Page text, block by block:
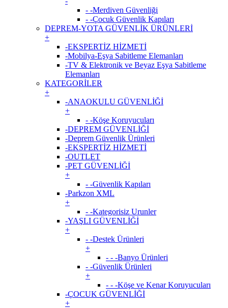
- -Merdiven Güvenliği
- -Çocuk Güvenlik Kapıları
DEPREM-YOTA GÜVENLİK ÜRÜNLERİ
+
-EKSPERTİZ HİZMETİ
-Mobilya-Eşya Sabitleme Elemanları
-TV & Elektronik ve Beyaz Eşya Sabitleme
Elemanları
KATEGORİLER
+
-ANAOKULU GÜVENLİĞİ
+
- -Köşe Koruyucuları
-DEPREM GÜVENLİĞİ
-Deprem Güvenlik Ürünleri
-EKSPERTİZ HİZMETİ
-OUTLET
-PET GÜVENLİĞİ
+
- -Güvenlik Kapıları
-Parkzon XML
+
- -Kategorisiz Urunler
-YAŞLI GÜVENLİĞİ
+
- -Destek Ürünleri
+
- - -Banyo Ürünleri
- -Güvenlik Ürünleri
+
- - -Köşe ve Kenar Koruyucuları
-ÇOCUK GÜVENLİĞİ
+